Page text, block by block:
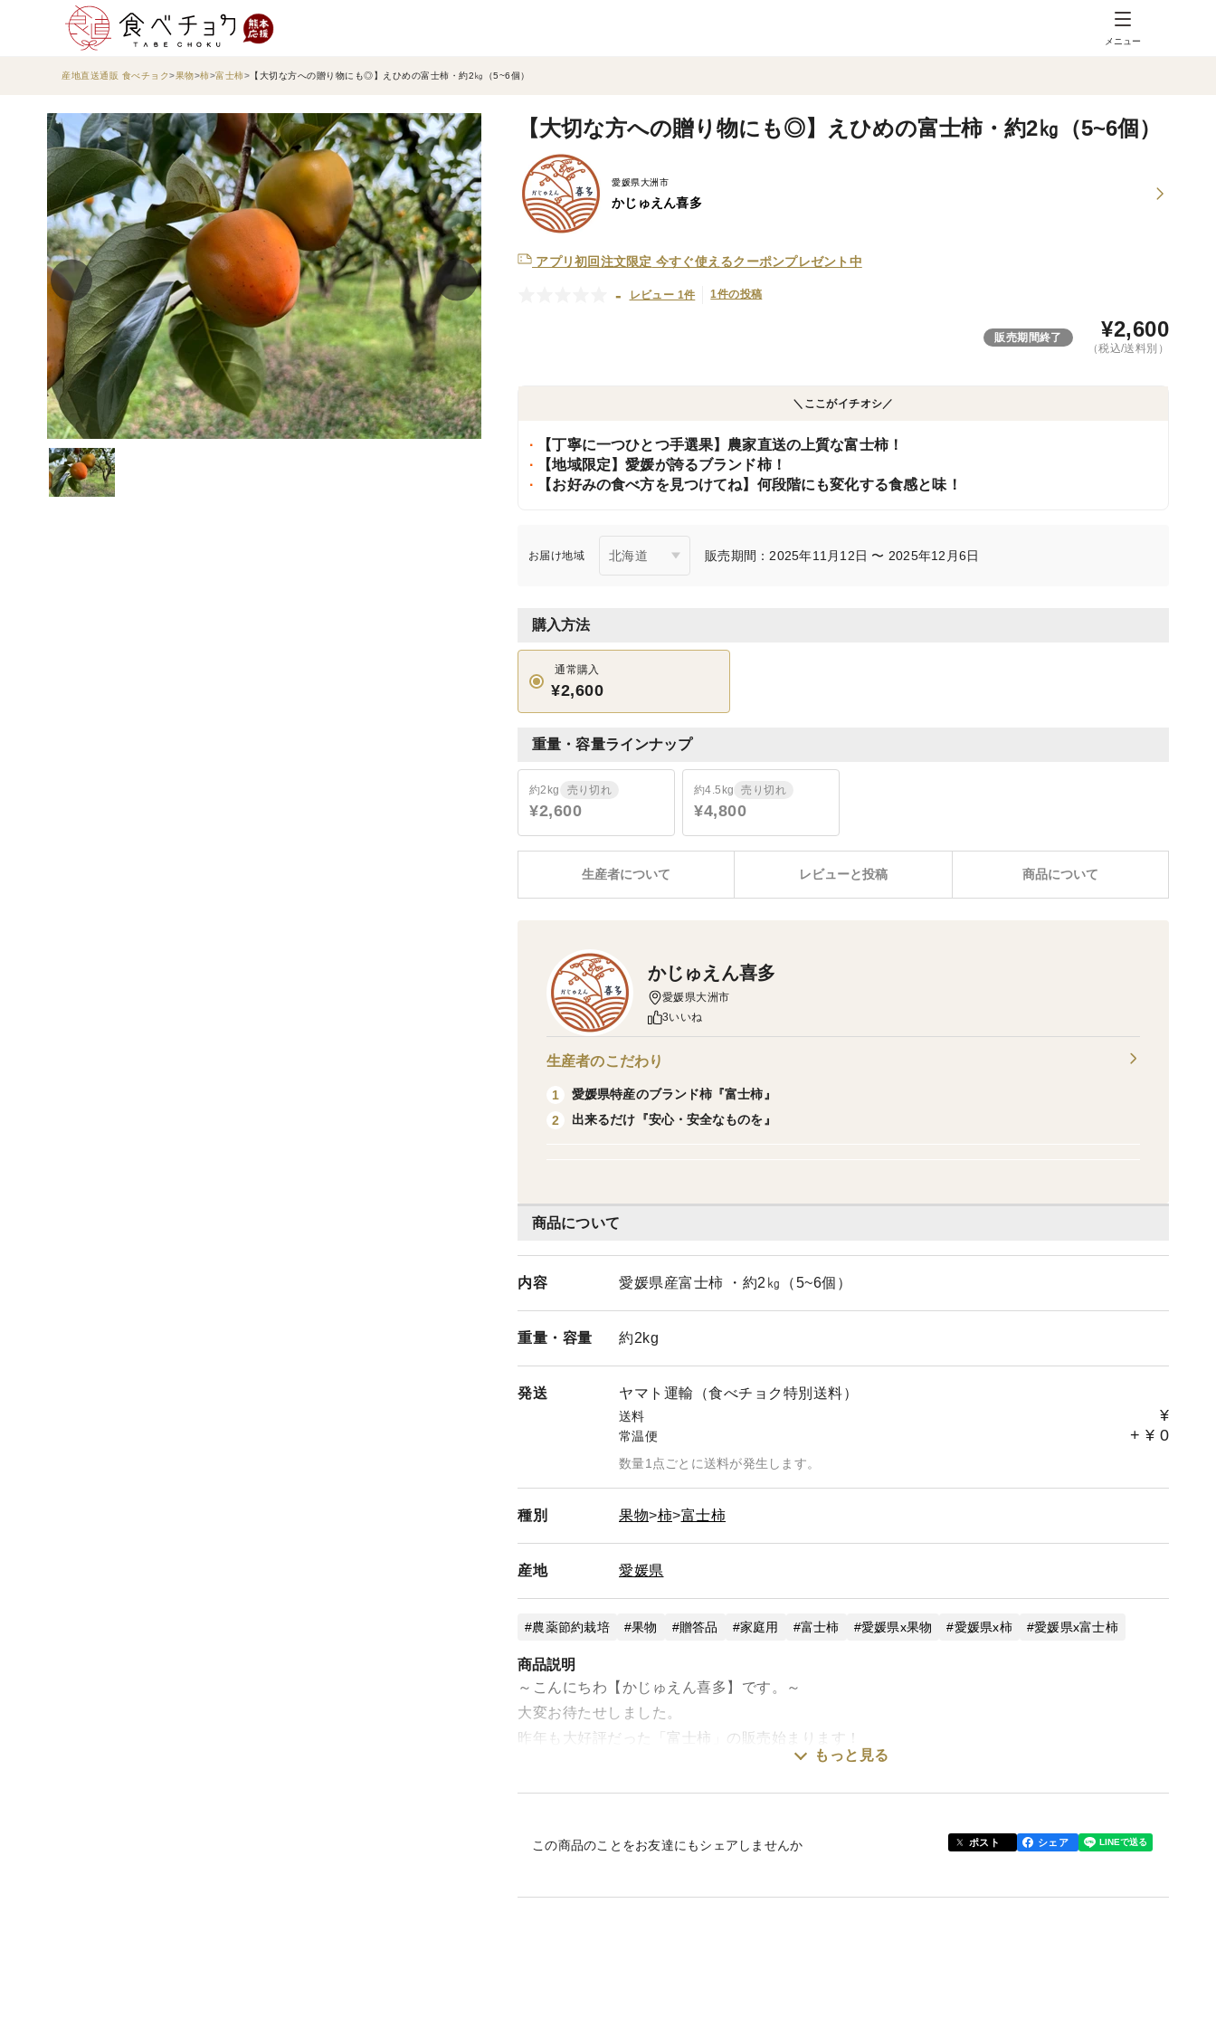
メニュー
産地直送通販 食べチョク 果物 柿 富士柿 【大切な方への贈り物にも◎】えひめの富士柿・約2㎏（5~6個）
【大切な方への贈り物にも◎】えひめの富士柿・約2㎏（5~6個）
愛媛県大洲市
かじゅえん喜多
アプリ初回注文限定 今すぐ使えるクーポンプレゼント中
- レビュー 1件 1件の投稿
販売期間終了 ¥2,600
（税込/送料別）
＼ここがイチオシ／
【丁寧に一つひとつ手選果】農家直送の上質な富士柿！
【地域限定】愛媛が誇るブランド柿！
【お好みの食べ方を見つけてね】何段階にも変化する食感と味！
お届け地域 販売期間：2025年11月12日 〜 2025年12月6日
購入方法
通常購入
¥2,600
重量・容量ラインナップ
約2kg 売り切れ
¥2,600
約4.5kg 売り切れ
¥4,800
レビューと投稿 商品について
生産者について
商品について
内容 愛媛県産富士柿 ・約2㎏（5~6個）
重量・ 容量 約2kg
発送 ヤマト運輸（食べチョク特別送料）
送料 ¥
常温便 + ¥ 0
数量1点ごとに送料が発生します。
種別 果物 柿 富士柿
産地 愛媛県
農薬節約栽培 果物 贈答品 家庭用 富士柿 愛媛県x果物 愛媛県x柿 愛媛県x富士柿
商品説明
～こんにちわ【かじゅえん喜多】です。～
大変お待たせしました。
昨年も大好評だった「富士柿」の販売始まります！
たくさんの方々に愛媛県特産の富士柿の美味しさを知っていただきたい！
【商品のお届け】
もっと見る
この商品のことをお友達にもシェアしませんか ポスト シェア
かじゅえん喜多
愛媛県大洲市
3いいね
生産者のこだわり
1
愛媛県特産のブランド柿『富士柿』
2
出来るだけ『安心・安全なものを』